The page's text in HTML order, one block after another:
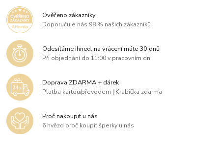
Ověřeno zákazníky
Doporučuje nás 98 % našich zákazníků
Odesíláme ihned, na vrácení máte 30 dnů
Při objednání do 11:00 v pracovním dni
Doprava ZDARMA + dárek
Platba kartou/převodem | Krabička zdarma
Proč nakoupit u nás
6 hvězd proč koupit šperky u nás